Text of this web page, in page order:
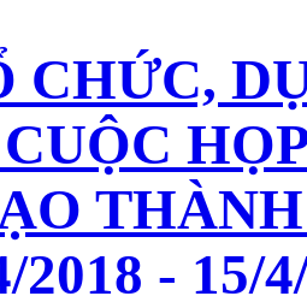
CHỨC,
2018 - 15/